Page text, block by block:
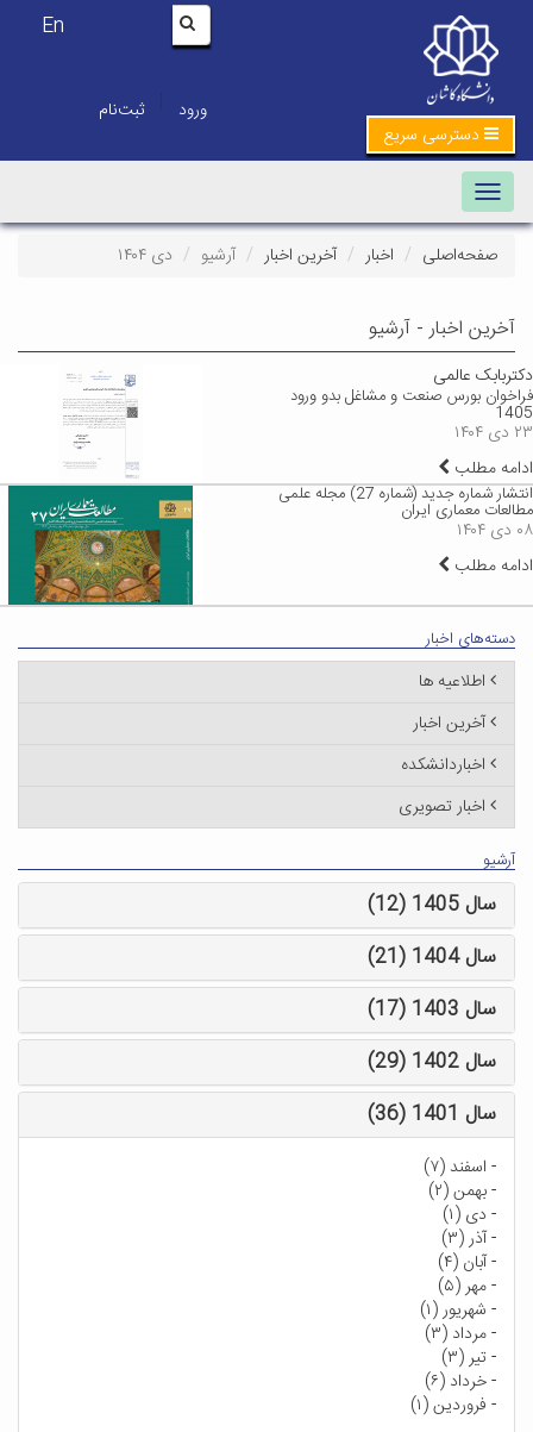
En
ورود | ثبت‌نام
دسترسی سریع
Toggle navigation
صفحه‌اصلی اخبار آخرین اخبار آرشیو دی ۱۴۰۴
آخرین اخبار - آرشیو
دکتربابک عالمی
فراخوان بورس صنعت و مشاغل بدو ورود
1405
۲۳ دی ۱۴۰۴
ادامه مطلب
انتشار شماره جدید (شماره 27) مجله علمی
مطالعات معماری ایران
۰۸ دی ۱۴۰۴
ادامه مطلب
دسته‌های اخبار
اطلاعیه ها
آخرین اخبار
اخباردانشکده
اخبار تصویری
آرشیو
سال 1405 (12)
سال 1404 (21)
سال 1403 (17)
سال 1402 (29)
سال 1401 (36)
- اسفند (۷)
-بهمن (۲)
- دی (۱)
-آذر (۳)
-آبان (۴)
-مهر (۵)
- شهریور (۱)
-مرداد (۳)
-تیر (۳)
-خرداد (۶)
- فروردین (۱)